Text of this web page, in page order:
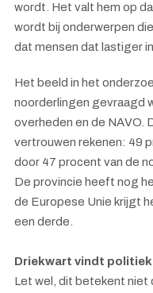
wordt. Het valt hem op
wordt bij onderwerpen die
dat mensen dat lastiger
Het beeld in het
noorderlingen gevraagd
overheden en de NAVO.
vertrouwen rekenen: 49
door 47 procent van de
De provincie heeft nog
de Europese Unie krijgt
een derde.
Driekwart vindt
Let wel, dit betekent niet